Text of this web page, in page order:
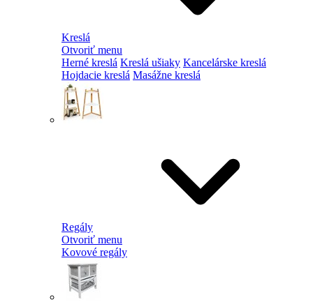
Kreslá
Otvoriť menu
Herné kreslá Kreslá ušiaky Kancelárske kreslá
Hojdacie kreslá Masážne kreslá
Regály
Otvoriť menu
Kovové regály